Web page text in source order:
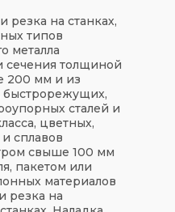
резка на станках,
типов
металла
сечения толщиной
200 мм и из
быстрорежущих,
сталей и
цветных,
сплавов
свыше 100 мм
пакетом или
материалов
резка на